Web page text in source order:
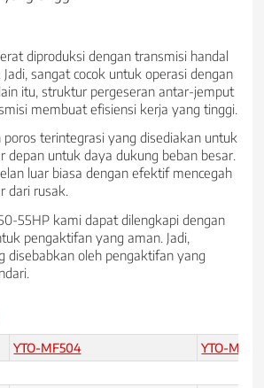
diproduksi dengan transmisi handal
sangat cocok untuk operasi dengan
itu, struktur pergeseran antar-jemput
membuat efisiensi kerja yang tinggi.
terintegrasi yang disediakan untuk
depan untuk daya dukung beban besar.
luar biasa dengan efektif mencegah
dari rusak.
55HP kami dapat dilengkapi dengan
pengaktifan yang aman. Jadi,
disebabkan oleh pengaktifan yang
YTO-MF504 YTO-